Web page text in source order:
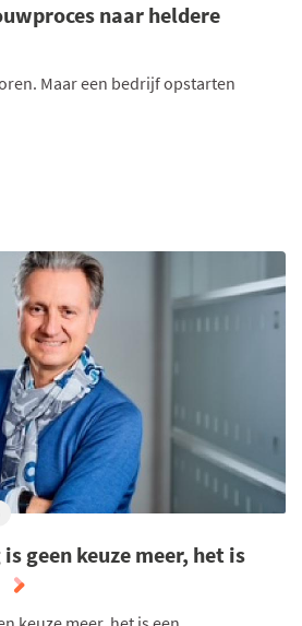
naar heldere
Maar een bedrijf opstarten
geen keuze meer, het is